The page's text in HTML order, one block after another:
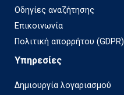
Οδηγίες αναζήτησης
Επικοινωνία
Πολιτική απορρήτου (GDPR)
Υπηρεσίες
Δημιουργία λογαριασμού